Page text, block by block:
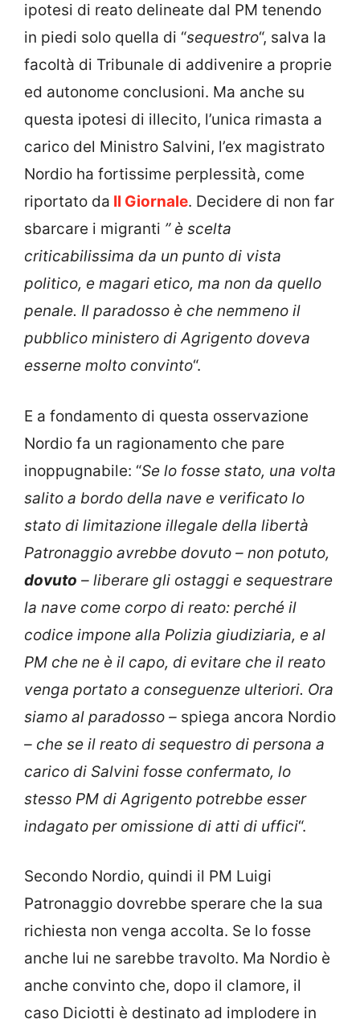
ipotesi di reato delineate dal PM tenendo
in piedi solo quella di “sequestro“, salva la
facoltà di Tribunale di addivenire a proprie
ed autonome conclusioni. Ma anche su
questa ipotesi di illecito, l’unica rimasta a
carico del Ministro Salvini, l’ex magistrato
Nordio ha fortissime perplessità, come
riportato da Il Giornale. Decidere di non far
sbarcare i migranti ” è scelta
criticabilissima da un punto di vista
politico, e magari etico, ma non da quello
penale. Il paradosso è che nemmeno il
pubblico ministero di Agrigento doveva
esserne molto convinto“.
E a fondamento di questa osservazione
Nordio fa un ragionamento che pare
inoppugnabile: “Se lo fosse stato, una volta
salito a bordo della nave e verificato lo
stato di limitazione illegale della libertà
Patronaggio avrebbe dovuto – non potuto,
dovuto – liberare gli ostaggi e sequestrare
la nave come corpo di reato: perché il
codice impone alla Polizia giudiziaria, e al
PM che ne è il capo, di evitare che il reato
venga portato a conseguenze ulteriori. Ora
siamo al paradosso – spiega ancora Nordio
– che se il reato di sequestro di persona a
carico di Salvini fosse confermato, lo
stesso PM di Agrigento potrebbe esser
indagato per omissione di atti di uffici“.
Secondo Nordio, quindi il PM Luigi
Patronaggio dovrebbe sperare che la sua
richiesta non venga accolta. Se lo fosse
anche lui ne sarebbe travolto. Ma Nordio è
anche convinto che, dopo il clamore, il
caso Diciotti è destinato ad implodere in